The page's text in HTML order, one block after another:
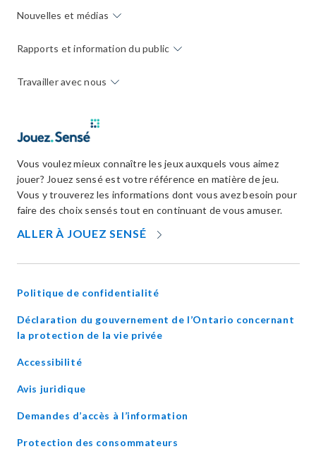
Nouvelles et médias
Rapports et information du public
Travailler avec nous
Vous voulez mieux connaître les jeux auxquels vous aimez
jouer? Jouez sensé est votre référence en matière de jeu.
Vous y trouverez les informations dont vous avez besoin pour
faire des choix sensés tout en continuant de vous amuser.
ALLER À JOUEZ SENSÉ
NEW
Politique de confidentialité
Déclaration du gouvernement de l’Ontario concernant
la protection de la vie privéeopens
Accessibilité
Avis juridique
Demandes d’accès à l’information
Protection des consommateurs